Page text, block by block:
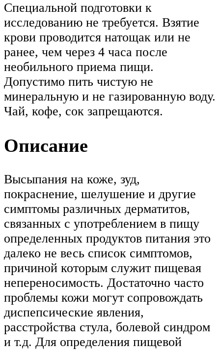
Специальной подготовки к
исследованию не требуется. Взятие
крови проводится натощак или не
ранее, чем через 4 часа после
необильного приема пищи.
Допустимо пить чистую не
минеральную и не газированную воду.
Чай, кофе, сок запрещаются.
Описание
Высыпания на коже, зуд,
покраснение, шелушение и другие
симптомы различных дерматитов,
связанных с употреблением в пищу
определенных продуктов питания это
далеко не весь список симптомов,
причиной которым служит пищевая
непереносимость. Достаточно часто
проблемы кожи могут сопровождать
диспепсические явления,
расстройства стула, болевой синдром
и т.д. Для определения пищевой